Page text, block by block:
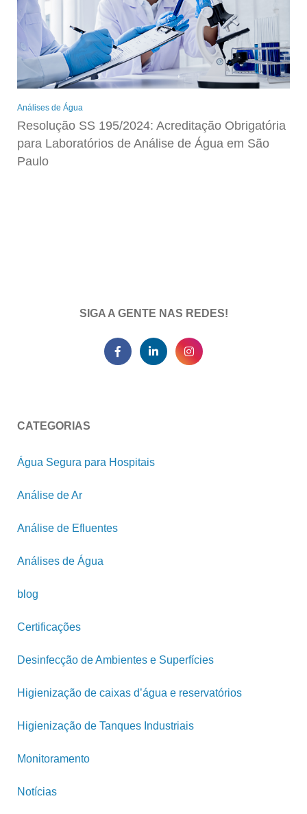
Análises de Água
Resolução SS 195/2024: Acreditação Obrigatória
para Laboratórios de Análise de Água em São
Paulo
SIGA A GENTE NAS REDES!
CATEGORIAS
Água Segura para Hospitais
Análise de Ar
Análise de Efluentes
Análises de Água
blog
Certificações
Desinfecção de Ambientes e Superfícies
Higienização de caixas d’água e reservatórios
Higienização de Tanques Industriais
Monitoramento
Notícias